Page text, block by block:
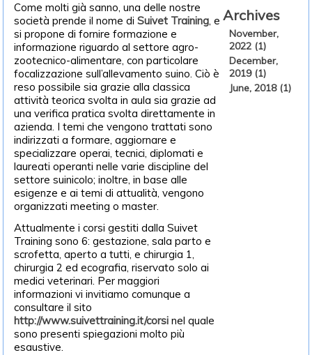
Come molti già sanno, una delle nostre
società prende il nome diSuivet Training, e
si propone di fornire formazione e
informazione riguardo al settore agro-
zootecnico-alimentare, con particolare
focalizzazione sull’allevamento suino. Ciò è
reso possibile sia grazie alla classica
attività teorica svolta in aula sia grazie ad
una verifica pratica svolta direttamente in
azienda. I temi che vengono trattati sono
indirizzati a formare, aggiornare e
specializzare operai, tecnici, diplomati e
laureati operanti nelle varie discipline del
settore suinicolo; inoltre, in base alle
esigenze e ai temi di attualità, vengono
organizzati meeting o master.
Attualmente i corsi gestiti dalla Suivet
Training sono 6: gestazione, sala parto e
scrofetta, aperto a tutti, e chirurgia 1,
chirurgia 2 ed ecografia, riservato solo ai
medici veterinari. Per maggiori
informazioni vi invitiamo comunque a
consultare il sito
http://www.suivettraining.it/corsi nel quale
sono presenti spiegazioni molto più
esaustive.
Archives
November,
2022 (1)
December,
2019 (1)
June, 2018 (1)